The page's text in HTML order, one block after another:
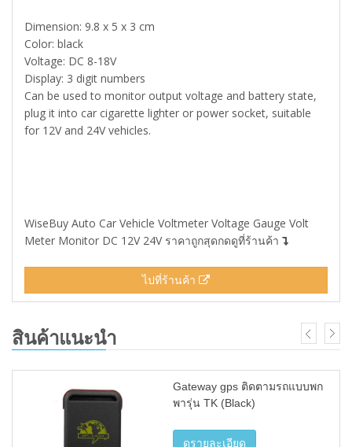
Dimension: 9.8 x 5 x 3 cm
Color: black
Voltage: DC 8-18V
Display: 3 digit numbers
Can be used to monitor output voltage and battery state,
plug it into car cigarette lighter or power socket, suitable
for 12V and 24V vehicles.
WiseBuy Auto Car Vehicle Voltmeter Voltage Gauge Volt
Meter Monitor DC 12V 24V ราคาถูกสุดกดดูที่ร้านค้า
ไปที่ร้านค้า
สินค้าแนะนำ
Gateway gps ติดตามรถแบบพก
พารุ่น TK (Black)
ดูรายละเอียด